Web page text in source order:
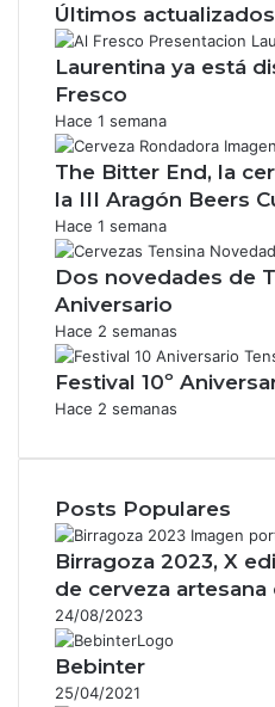
Últimos actualizados
Laurentina ya está
Fresco
Hace 1 semana
The Bitter End, la
la III Aragón Beers
Hace 1 semana
Dos novedades de
Aniversario
Hace 2 semanas
Festival 10º
Hace 2 semanas
Posts Populares
Birragoza 2023, X
de cerveza artesana
24/08/2023
Bebinter
25/04/2021